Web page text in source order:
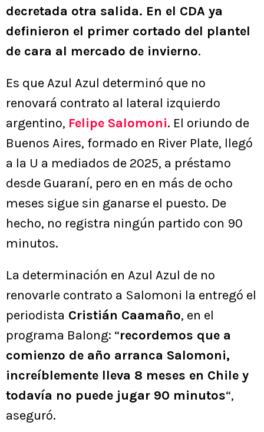
decretada otra salida. En el CDA ya
definieron el primer cortado del plantel
de cara al mercado de invierno.
Es que Azul Azul determinó que no
renovará contrato al lateral izquierdo
argentino, Felipe Salomoni. El oriundo de
Buenos Aires, formado en River Plate, llegó
a la U a mediados de 2025, a préstamo
desde Guaraní, pero en en más de ocho
meses sigue sin ganarse el puesto. De
hecho, no registra ningún partido con 90
minutos.
La determinación en Azul Azul de no
renovarle contrato a Salomoni la entregó el
periodista Cristián Caamaño, en el
programa Balong: “recordemos que a
comienzo de año arranca Salomoni,
increíblemente lleva 8 meses en Chile y
todavía no puede jugar 90 minutos“,
aseguró.